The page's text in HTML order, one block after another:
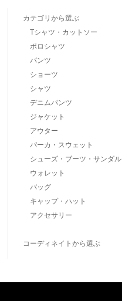
カテゴリから選ぶ
Tシャツ・カットソー
ポロシャツ
パンツ
ショーツ
シャツ
デニムパンツ
ジャケット
アウター
パーカ・スウェット
シューズ・ブーツ・サンダル
ウォレット
バッグ
キャップ・ハット
アクセサリー
コーディネイトから選ぶ